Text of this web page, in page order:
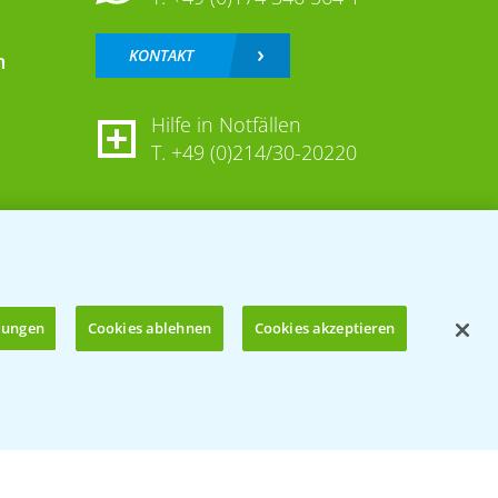
KONTAKT
Hilfe in Notfällen
T. +49 (0)214/30-20220
Cookies ablehnen Cookies akzeptieren